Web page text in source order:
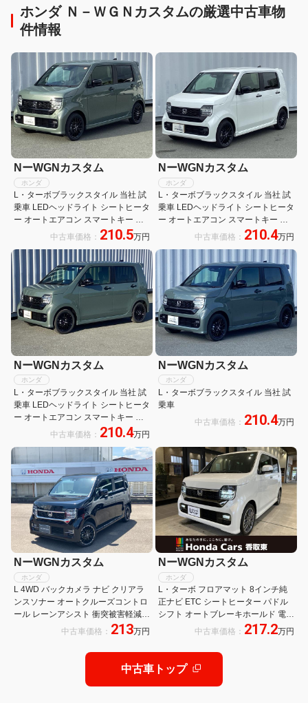
ホンダ Ｎ－ＷＧＮカスタムの厳選中古車物
件情報
NーWGNカスタム
ホンダ
L・ターボブラックスタイル 当社 試
乗車 LEDヘッドライト シートヒータ
ー オートエアコン スマートキー バ
ックカメラ オートクルーズコントロ
中古車価格： 210.5万円
NーWGNカスタム
ホンダ
L・ターボブラックスタイル 当社 試
乗車 LEDヘッドライト シートヒータ
ー オートエアコン スマートキー バ
ックカメラ オートクルーズコントロ
中古車価格： 210.4万円
NーWGNカスタム
ホンダ
L・ターボブラックスタイル 当社 試
乗車 LEDヘッドライト シートヒータ
ー オートエアコン スマートキー バ
ックカメラ オートクルーズコントロ
中古車価格： 210.4万円
NーWGNカスタム
ホンダ
L・ターボブラックスタイル 当社 試
乗車
中古車価格： 210.4万円
NーWGNカスタム
ホンダ
L 4WD バックカメラ ナビ クリアラ
ンスソナー オートクルーズコントロ
ール レーンアシスト 衝突被害軽減シ
ステム オートライト スマートキー
中古車価格： 213万円
NーWGNカスタム
ホンダ
L・ターボ フロアマット 8インチ純
正ナビ ETC シートヒーター パドル
シフト オートブレーキホールド 電子
制御Pブレーキ 7インチTFT液晶メー
パーUV・IRカット
中古車価格： 217.2万円
中古車トップ